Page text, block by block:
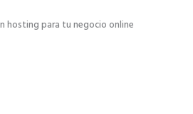
hosting para tu negocio online